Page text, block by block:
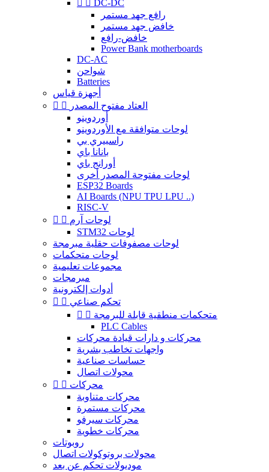
  DC-DC
رافع جهد مستمر
خافض جهد مستمر
خافض-رافع
Power Bank motherboards
DC-AC
شواحن
Batteries
أجهزة قياس
 
العتاد مفتوح المصدر
أوردوينو
لوحات متوافقة مع الأوردوينو
راسبيري بي
بانانا باي
أورانج باي
لوحات مفتوحة المصدر أخرى
ESP32 Boards
AI Boards (NPU TPU LPU ..)
RISC-V
  لوحات آرم
STM32 لوحات
لوحات مصفوفات حقلية مبرمجة
لوحات متحكمات
مجموعات تعليمية
مبرمجات
أدوات إلكترونية
  تحكم صناعي
  متحكمات منطقية قابلة للبرمجة
PLC Cables
محركات و دارات قيادة محركات
واجهات تخاطب بشرية
حساسات صناعية
محولات اتصال
  محركات
محركات متناوبة
محركات مستمرة
محركات سيرفو
محركات خطوية
روبوتات
محولات بروتوكولات اتصال
موديولات تحكم عن بعد